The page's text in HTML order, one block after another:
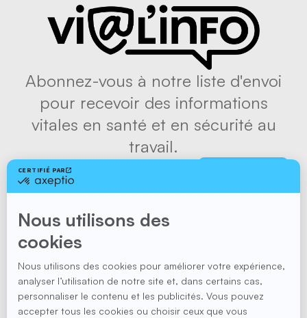
Abonnez-vous à notre liste d'envoi
pour recevoir des informations
vitales en santé et en sécurité au
travail.